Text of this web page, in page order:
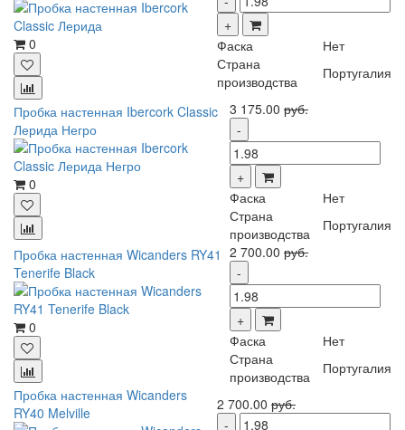
0 Фаска
Нет
Страна
производства
Португалия
Пробка настенная Ibercork Classic
Лерида Негро
0
3 175.00 руб.
Фаска
Нет
Страна
производства
Португалия
Пробка настенная Wicanders RY41
Tenerife Black
0
2 700.00 руб.
Фаска
Нет
Страна
производства
Португалия
Пробка настенная Wicanders
RY40 Melville
2 700.00 руб.